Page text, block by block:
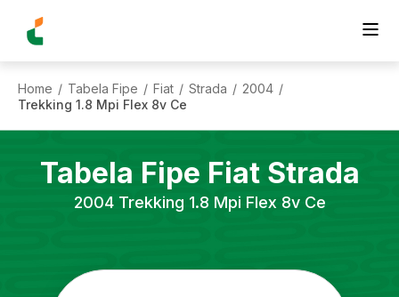
Home / Tabela Fipe / Fiat / Strada / 2004 /
Trekking 1.8 Mpi Flex 8v Ce
Tabela Fipe Fiat Strada
2004 Trekking 1.8 Mpi Flex 8v Ce